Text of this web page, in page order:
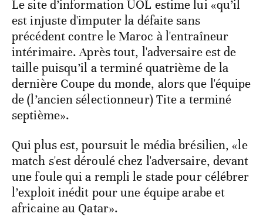
Le site d’information UOL estime lui «qu’il
est injuste d'imputer la défaite sans
précédent contre le Maroc à l'entraîneur
intérimaire. Après tout, l'adversaire est de
taille puisqu’il a terminé quatrième de la
dernière Coupe du monde, alors que l'équipe
de (l’ancien sélectionneur) Tite a terminé
septième».
Qui plus est, poursuit le média brésilien, «le
match s'est déroulé chez l'adversaire, devant
une foule qui a rempli le stade pour célébrer
l’exploit inédit pour une équipe arabe et
africaine au Qatar».